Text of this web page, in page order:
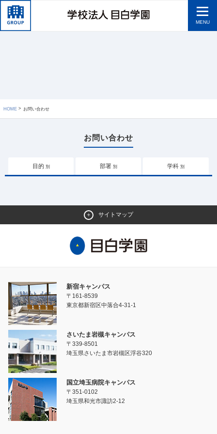
MENU
HOME お問い合わせ
お問い合わせ
目的 別 部署別 学科 別
サイトマップ
新宿キャンパス
〒161-8539
東京都新宿区中落合4-31-1
さいたま岩槻キャンパス
〒339-8501
埼玉県さいたま市岩槻区浮谷320
国立埼玉病院キャンパス
〒351-0102
埼玉県和光市諏訪2-12